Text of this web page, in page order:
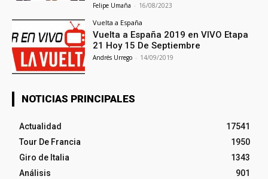
Felipe Umaña - 16/08/2023
Vuelta a España
Vuelta a España 2019 en VIVO Etapa
21 Hoy 15 De Septiembre
Andrés Urrego - 14/09/2019
NOTICIAS PRINCIPALES
Actualidad
17541
Tour De Francia
1950
Giro de Italia
1343
Análisis
901